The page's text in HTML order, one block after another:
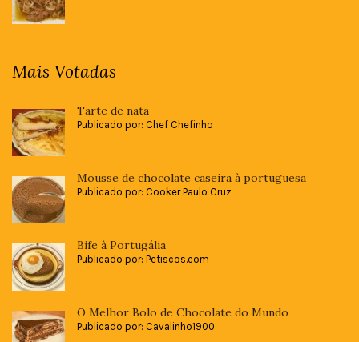
Mais Votadas
Tarte de nata
Publicado por: Chef Chefinho
Mousse de chocolate caseira à portuguesa
Publicado por: Cooker Paulo Cruz
Bife à Portugália
Publicado por: Petiscos.com
O Melhor Bolo de Chocolate do Mundo
Publicado por: Cavalinho1900